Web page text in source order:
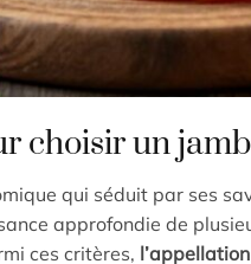
choisir un
qui séduit par ses
approfondie de
ces critères,